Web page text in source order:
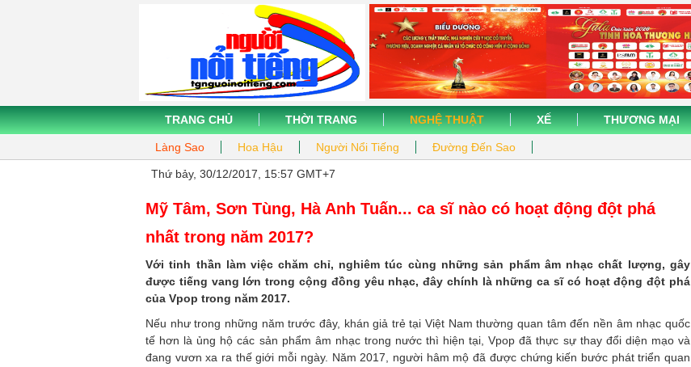
TRANG CHỦ THỜI TRANG NGHỆ THUẬT
Làng Sao Hoa Hậu Người Nổi Tiếng Đường Đến Sao
XẾ THƯƠNG MẠI
Thứ bảy, 30/12/2017, 15:57 GMT+7
Mỹ Tâm, Sơn Tùng, Hà Anh Tuấn... ca sĩ nào có hoạt động đột phá
nhất trong năm 2017?
Với tinh thần làm việc chăm chỉ, nghiêm túc cùng những sản phẩm âm nhạc chất lượng, gây
được tiếng vang lớn trong cộng đồng yêu nhạc, đây chính là những ca sĩ có hoạt động đột phá
của Vpop trong năm 2017.
Nếu như trong những năm trước đây, khán giả trẻ tại Việt Nam thường quan tâm đến nền âm nhạc quốc
tế hơn là ủng hộ các sản phẩm âm nhạc trong nước thì hiện tại, Vpop đã thực sự thay đổi diện mạo và
đang vươn xa ra thế giới mỗi ngày. Năm 2017, người hâm mộ đã được chứng kiến bước phát triển quan